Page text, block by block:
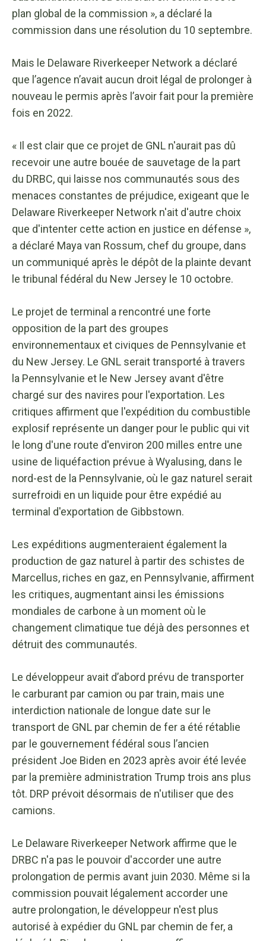
plan global de la commission », a déclaré la
commission dans une résolution du 10 septembre.
Mais le Delaware Riverkeeper Network a déclaré
que l’agence n’avait aucun droit légal de prolonger à
nouveau le permis après l’avoir fait pour la première
fois en 2022.
« Il est clair que ce projet de GNL n'aurait pas dû
recevoir une autre bouée de sauvetage de la part
du DRBC, qui laisse nos communautés sous des
menaces constantes de préjudice, exigeant que le
Delaware Riverkeeper Network n'ait d'autre choix
que d'intenter cette action en justice en défense »,
a déclaré Maya van Rossum, chef du groupe, dans
un communiqué après le dépôt de la plainte devant
le tribunal fédéral du New Jersey le 10 octobre.
Le projet de terminal a rencontré une forte
opposition de la part des groupes
environnementaux et civiques de Pennsylvanie et
du New Jersey. Le GNL serait transporté à travers
la Pennsylvanie et le New Jersey avant d'être
chargé sur des navires pour l'exportation. Les
critiques affirment que l'expédition du combustible
explosif représente un danger pour le public qui vit
le long d'une route d'environ 200 milles entre une
usine de liquéfaction prévue à Wyalusing, dans le
nord-est de la Pennsylvanie, où le gaz naturel serait
surrefroidi en un liquide pour être expédié au
terminal d'exportation de Gibbstown.
Les expéditions augmenteraient également la
production de gaz naturel à partir des schistes de
Marcellus, riches en gaz, en Pennsylvanie, affirment
les critiques, augmentant ainsi les émissions
mondiales de carbone à un moment où le
changement climatique tue déjà des personnes et
détruit des communautés.
Le développeur avait d’abord prévu de transporter
le carburant par camion ou par train, mais une
interdiction nationale de longue date sur le
transport de GNL par chemin de fer a été rétablie
par le gouvernement fédéral sous l’ancien
président Joe Biden en 2023 après avoir été levée
par la première administration Trump trois ans plus
tôt. DRP prévoit désormais de n'utiliser que des
camions.
Le Delaware Riverkeeper Network affirme que le
DRBC n'a pas le pouvoir d'accorder une autre
prolongation de permis avant juin 2030. Même si la
commission pouvait légalement accorder une
autre prolongation, le développeur n'est plus
autorisé à expédier du GNL par chemin de fer, a